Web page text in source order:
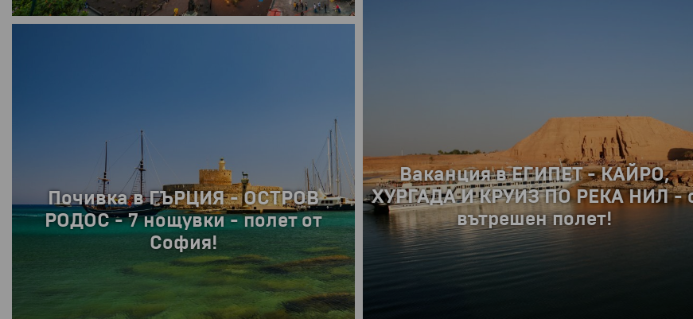
Екскурзия в КИТАЙ - Китай,
Хонконг и Макао, с посещение на
манастира Шаолин - с водач от
България!
Почивка в ГЪРЦИЯ - ОСТРОВ
РОДОС - 7 нощувки - полет от
София!